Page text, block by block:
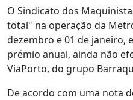
O Sindicato dos
total" na operação da
dezembro e 01 de janeiro,
prémio anual, ainda não
ViaPorto, do grupo
De acordo com uma nota